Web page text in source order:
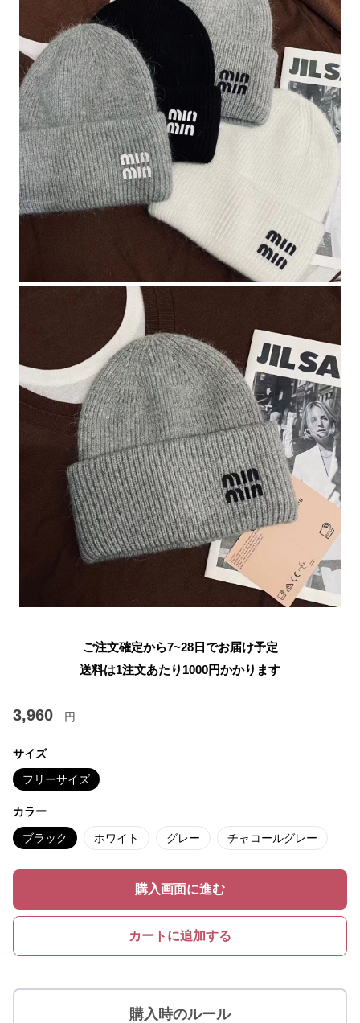
ご注文確定から7~28日でお届け予定
送料は1注文あたり 1000円かかります
3,960 円
サイズ
フリーサイズ
カラー
ブラック ホワイト グレー チャコールグレー
購入画面に進む
カートに追加する
購入時のルール